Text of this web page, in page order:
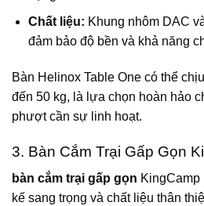
Chất liệu: Khung nhôm DAC
đảm bảo độ bền và khả năng
Bàn Helinox Table One có thể
đến 50 kg, là lựa chọn hoàn hảo
phượt cần sự linh hoạt.
3. Bàn Cắm Trại Gấp Gọn
bàn cắm trại gấp gọn
kế sang trọng và chất liệu thân